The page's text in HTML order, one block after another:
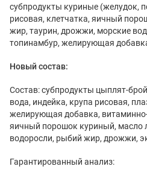
субпродукты куриные (желудок,
рисовая, клетчатка, яичный
жир, таурин, дрожжи, морские
топинамбур, желирующая
Новый состав:
Состав: субпродукты цыплят-
вода, индейка, крупа рисовая,
желирующая добавка,
яичный порошок куриный, масло
водоросли, рыбий жир, дрожжи,
Гарантированный анализ: